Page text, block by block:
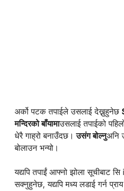
अर्को पटक तपाईले उसलाई देख्नुहुनेछ
मन्दिरको बाँयामाउसलाई तपाईको
धेरै गाह्रो बनाउँदछ।उसंग बोल्नुअनि
बोलाउन भन्यो।
यद्यपि तपाईं आफ्नो झोला सूचीबाट
सक्नुहुनेछ, यद्यपि मध्य लडाई गर्न